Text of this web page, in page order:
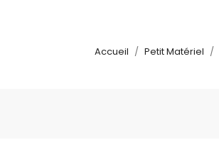
Accueil Petit Matériel